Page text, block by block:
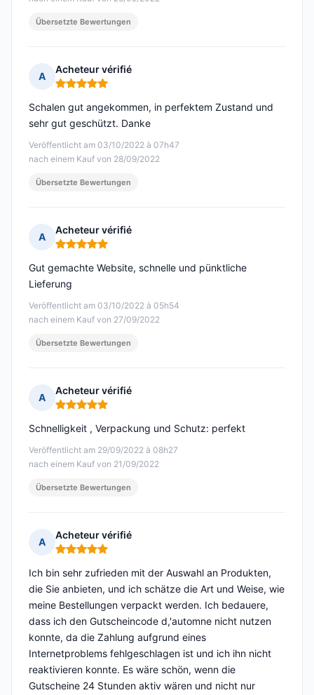
Übersetzte Bewertungen
A
Acheteur vérifié
Hinweis: 5 von 5
Veröffentlicht am 03/10/2022 à 07h47
nach einem Kauf von 28/09/2022
Schalen gut angekommen, in perfektem Zustand und
sehr gut geschützt. Danke
Übersetzte Bewertungen
A
Acheteur vérifié
Hinweis: 5 von 5
Veröffentlicht am 03/10/2022 à 05h54
nach einem Kauf von 27/09/2022
Gut gemachte Website, schnelle und pünktliche
Lieferung
Übersetzte Bewertungen
A
Acheteur vérifié
Hinweis: 5 von 5
Veröffentlicht am 29/09/2022 à 08h27
nach einem Kauf von 21/09/2022
Schnelligkeit , Verpackung und Schutz: perfekt
Übersetzte Bewertungen
A
Acheteur vérifié
Hinweis: 5 von 5
Ich bin sehr zufrieden mit der Auswahl an Produkten,
die Sie anbieten, und ich schätze die Art und Weise, wie
meine Bestellungen verpackt werden. Ich bedauere,
dass ich den Gutscheincode d,'automne nicht nutzen
konnte, da die Zahlung aufgrund eines
Internetproblems fehlgeschlagen ist und ich ihn nicht
reaktivieren konnte. Es wäre schön, wenn die
Gutscheine 24 Stunden aktiv wären und nicht nur